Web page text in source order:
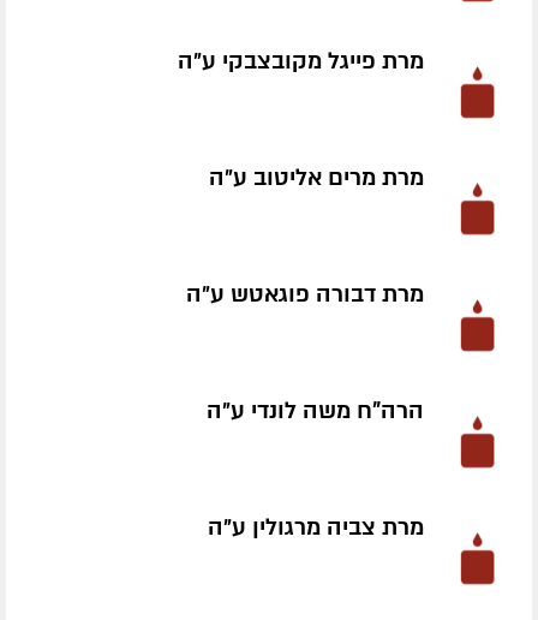
מרת פייגל מקובצבקי ע״ה
מרת מרים אליטוב ע״ה
מרת דבורה פוגאטש ע״ה
הרה"ח משה לונדי ע״ה
מרת צביה מרגולין ע״ה